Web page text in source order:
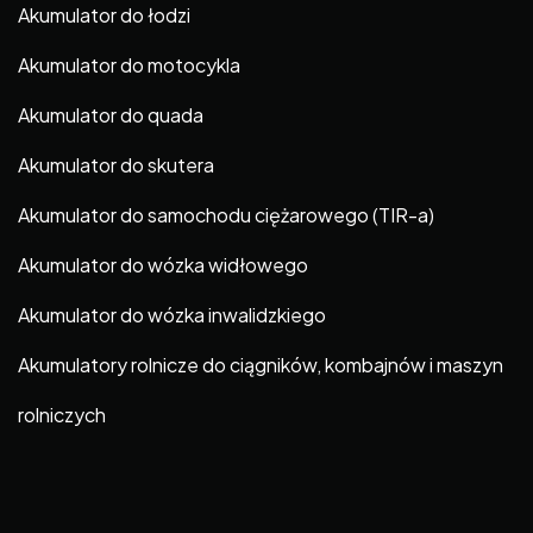
Akumulator do łodzi
Akumulator do motocykla
Akumulator do quada
Akumulator do skutera
Akumulator do samochodu ciężarowego (TIR-a)
Akumulator do wózka widłowego
Akumulator do wózka inwalidzkiego
Akumulatory rolnicze do ciągników, kombajnów i maszyn
rolniczych